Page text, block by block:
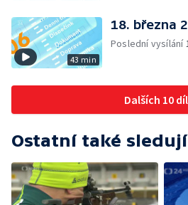
43 min
18. března
Poslední vysílání
Dalších 10
Ostatní také sledují